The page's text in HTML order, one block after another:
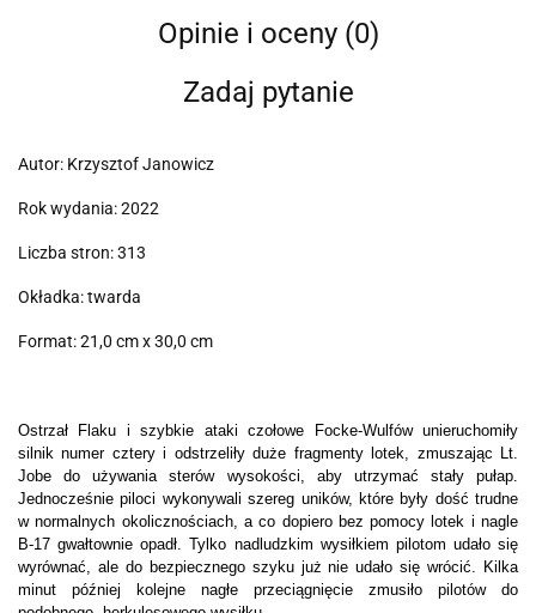
Opinie i oceny (0)
Zadaj pytanie
Autor: Krzysztof Janowicz
Rok wydania: 2022
Liczba stron: 313
Okładka: twarda
Format: 21,0 cm x 30,0 cm
Ostrzał Flaku i szybkie ataki czołowe Focke-Wulfów unieruchomiły
silnik numer cztery i odstrzeliły duże fragmenty lotek, zmuszając Lt.
Jobe do używania sterów wysokości, aby utrzymać stały pułap.
Jednocześnie piloci wykonywali szereg uników, które były dość trudne
w normalnych okolicznościach, a co dopiero bez pomocy lotek i nagle
B-17 gwałtownie opadł. Tylko nadludzkim wysiłkiem pilotom udało się
wyrównać, ale do bezpiecznego szyku już nie udało się wrócić. Kilka
minut później kolejne nagłe przeciągnięcie zmusiło pilotów do